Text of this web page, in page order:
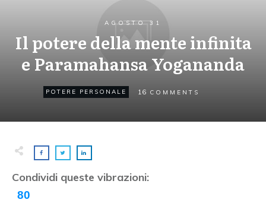
AGOSTO 31
Il potere della mente infinita
e Paramahansa Yogananda
POTERE PERSONALE 16 COMMENTS
Condividi queste vibrazioni:
80